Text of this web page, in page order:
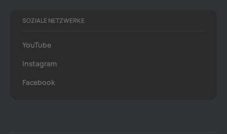
SOZIALE NETZWERKE
YouTube
Instagram
Facebook